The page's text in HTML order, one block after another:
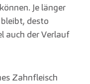
Je länger
desto
auch der Verlauf
Zahnfleisch